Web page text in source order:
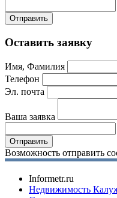
Оставить заявку
Имя, Фамилия
Телефон
Эл. почта
Ваша заявка
Возможность отправить
Informetr.ru
Недвижимость